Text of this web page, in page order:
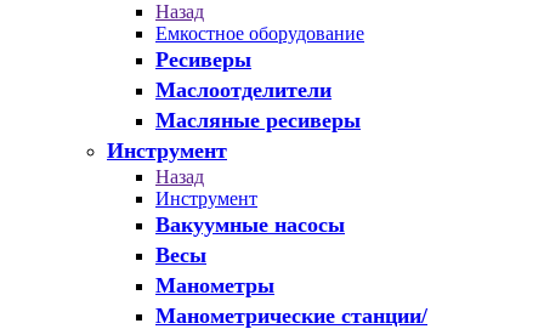
Назад
Емкостное оборудование
Ресиверы
Маслоотделители
Масляные ресиверы
Инструмент
Назад
Инструмент
Вакуумные насосы
Весы
Манометры
Манометрические станции/